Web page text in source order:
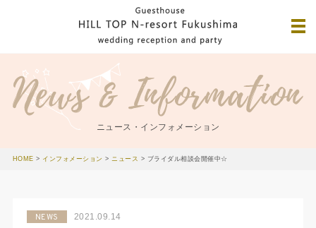
ニュース・インフォメーション
HOME > インフォメーション >ニュース > ブライダル相談会開催中☆
NEWS 2021.09.14